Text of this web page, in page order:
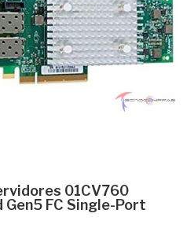
01CV760
Gen5 FC Single-Port